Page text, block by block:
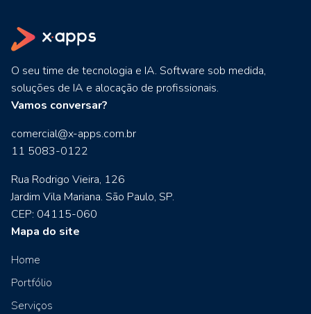
O seu time de tecnologia e IA. Software sob medida,
soluções de IA e alocação de profissionais.
Vamos conversar?
comercial@x-apps.com.br
11 5083-0122
Rua Rodrigo Vieira, 126
Jardim Vila Mariana. São Paulo, SP.
CEP: 04115-060
Mapa do site
Home
Portfólio
Serviços